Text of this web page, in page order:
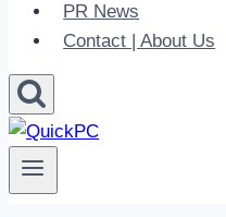
PR News
Contact | About Us